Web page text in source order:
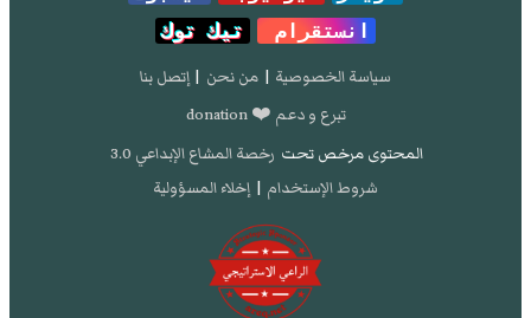
انستقرام
تيك توك
سياسة الخصوصية | من نحن | إتصل بنا
تبرع و دعم ❤️ donation
المحتوى مرخص تحت رخصة المشاع الإبداعي 3.0
شروط الإستخدام | إخلاء المسؤولية